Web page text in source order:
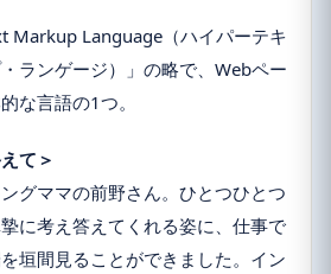
Markup Language（ハイパーテキ
ランゲージ）」の略で、Webペー
な言語の1つ。
て＞
グママの前野さん。ひとつひとつ
に考え答えてくれる姿に、仕事で
垣間見ることができました。イン